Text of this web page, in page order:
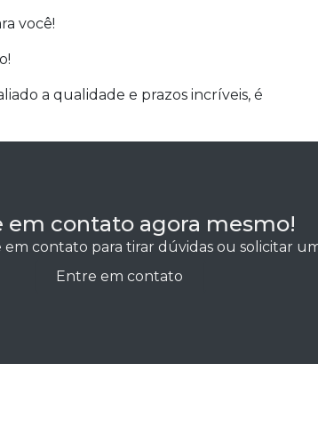
você!
a qualidade e prazos incríveis, é
em contato agora mesmo!
contato para tirar dúvidas ou solicitar
Entre em contato